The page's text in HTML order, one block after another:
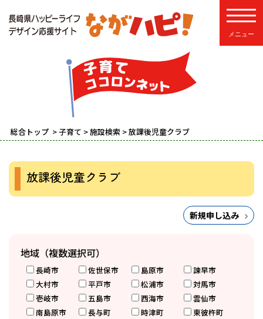
総合トップ >子育て >施設検索 > 放課後児童クラブ
放課後児童クラブ
新規申し込み
地域（複数選択可）
長崎市 佐世保市 島原市
諫早市
大村市
平戸市 松浦市
対馬市
壱岐市
五島市 西海市
雲仙市
南島原市
長与町 時津町
東彼杵町